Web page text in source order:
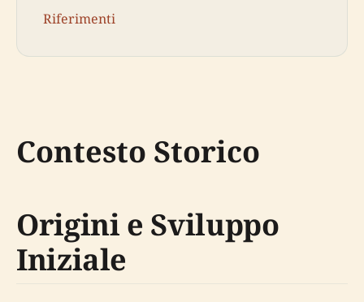
Riferimenti
Contesto Storico
Origini e Sviluppo
Iniziale